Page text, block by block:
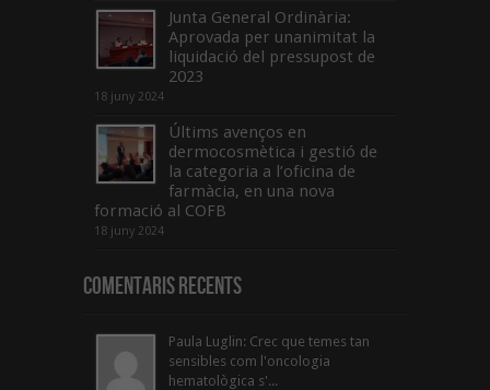
Junta General Ordinària:
Aprovada per unanimitat la
liquidació del pressupost de
2023
18 juny 2024
Últims avenços en
dermocosmètica i gestió de
la categoria a l’oficina de
farmàcia, en una nova
formació al COFB
18 juny 2024
Comentaris Recents
Paula Luglin: Crec que temes tan
sensibles com l'oncologia
hematològica s'...